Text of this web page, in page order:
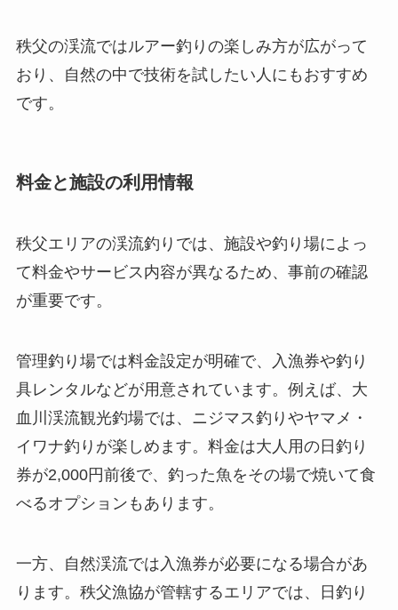
秩父の渓流ではルアー釣りの楽しみ方が広がって
おり、自然の中で技術を試したい人にもおすすめ
です。
料金と施設の利用情報
秩父エリアの渓流釣りでは、施設や釣り場によっ
て料金やサービス内容が異なるため、事前の確認
が重要です。
管理釣り場では料金設定が明確で、入漁券や釣り
具レンタルなどが用意されています。例えば、大
血川渓流観光釣場では、ニジマス釣りやヤマメ・
イワナ釣りが楽しめます。料金は大人用の日釣り
券が2,000円前後で、釣った魚をその場で焼いて食
べるオプションもあります。
一方、自然渓流では入漁券が必要になる場合があ
ります。秩父漁協が管轄するエリアでは、日釣り